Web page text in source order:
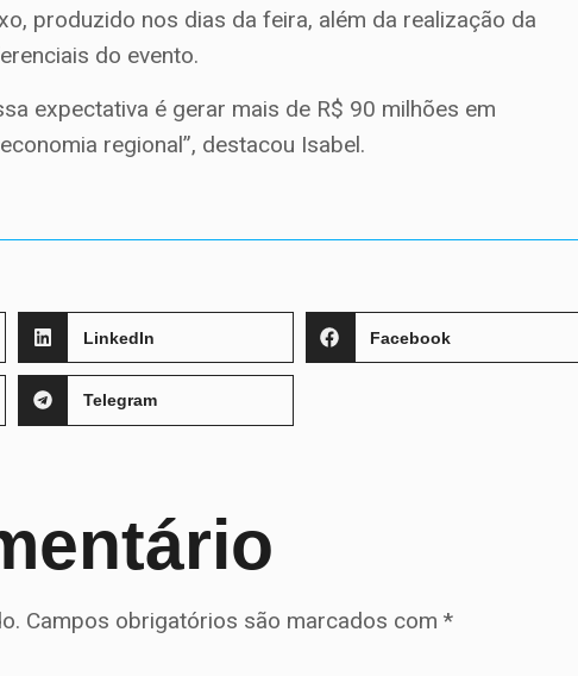
produzido nos dias da feira, além da realização da
do evento.
expectativa é gerar mais de R$ 90 milhões em
regional”, destacou Isabel.
LinkedIn Facebook
Telegram
Campos obrigatórios são marcados com*